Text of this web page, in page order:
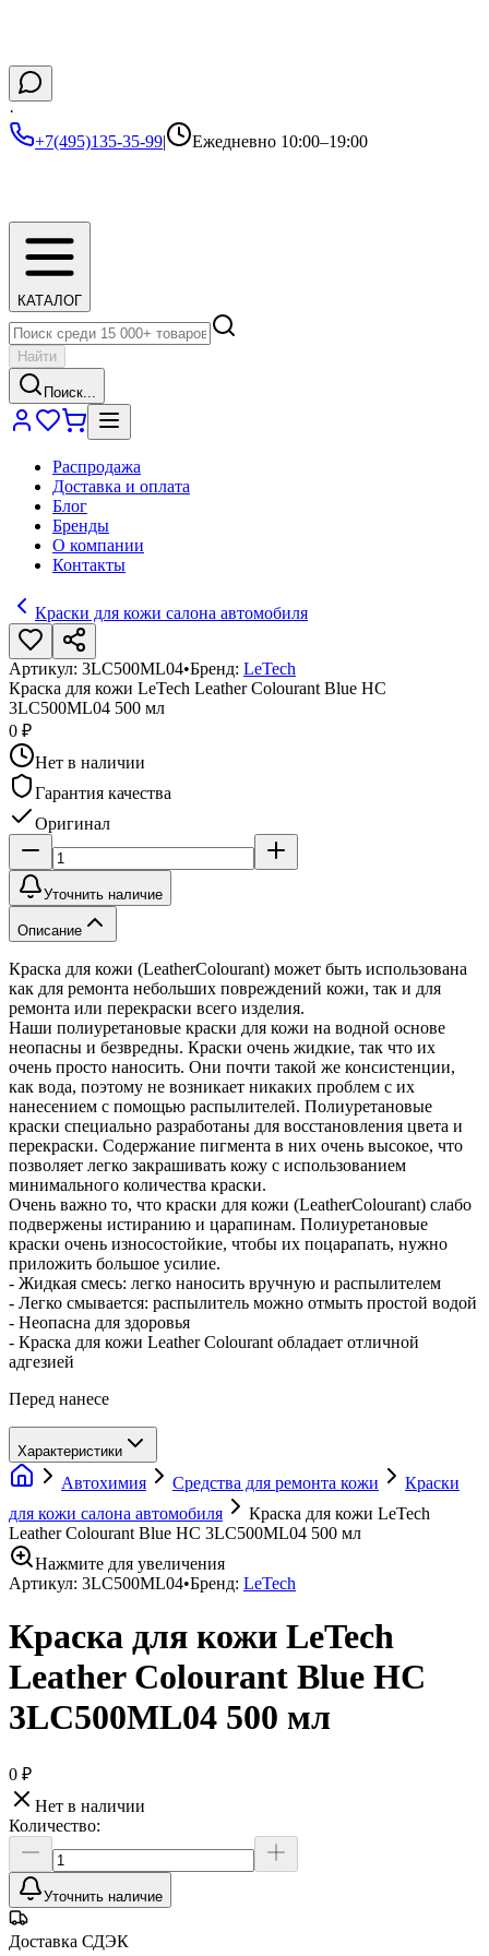
·
+7(495)135-35-99| Ежедневно 10:00–19:00
КАТАЛОГ
Найти
Поиск...
Распродажа
Доставка и оплата
Блог
Бренды
О компании
Контакты
Краски для кожи салона автомобиля
Артикул: 3LC500ML04•Бренд: LeTech
Краска для кожи LeTech Leather Colourant Blue HC
3LC500ML04 500 мл
0 ₽
Нет в наличии
Гарантия качества
Оригинал
Уточнить наличие
Описание
Краска для кожи (LeatherColourant) может быть использована
как для ремонта небольших повреждений кожи, так и для
ремонта или перекраски всего изделия.
Наши полиуретановые краски для кожи на водной основе
неопасны и безвредны. Краски очень жидкие, так что их
очень просто наносить. Они почти такой же консистенции,
как вода, поэтому не возникает никаких проблем с их
нанесением с помощью распылителей. Полиуретановые
краски специально разработаны для восстановления цвета и
перекраски. Содержание пигмента в них очень высокое, что
позволяет легко закрашивать кожу с использованием
минимального количества краски.
Очень важно то, что краски для кожи (LeatherColourant) слабо
подвержены истиранию и царапинам. Полиуретановые
краски очень износостойкие, чтобы их поцарапать, нужно
приложить большое усилие.
- Жидкая смесь: легко наносить вручную и распылителем
- Легко смывается: распылитель можно отмыть простой водой
- Неопасна для здоровья
- Краска для кожи Leather Colourant обладает отличной
адгезией
Перед нанесе
Характеристики
Автохимия Средства для ремонта кожи
Краски
для кожи салона автомобиля
Краска для кожи LeTech
Leather Colourant Blue HC 3LC500ML04 500 мл
Нажмите для увеличения
Артикул: 3LC500ML04•Бренд: LeTech
Краска для кожи LeTech
Leather Colourant Blue HC
3LC500ML04 500 мл
0 ₽
Нет в наличии
Количество:
Уточнить наличие
Доставка СДЭК